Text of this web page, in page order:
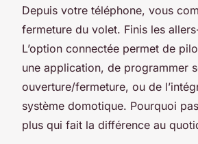
Depuis votre téléphone, vous
fermeture du volet. Finis les
L’option connectée permet de
une application, de programmer
ouverture/fermeture, ou de
système domotique. Pourquoi
plus qui fait la différence au